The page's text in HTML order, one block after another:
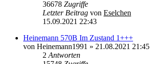
36678 Zugriffe
Letzter Beitrag von Eselchen
15.09.2021 22:43
Heinemann 570B Im Zustand 1+++
von Heinemann1991 » 21.08.2021 21:45
2 Antworten